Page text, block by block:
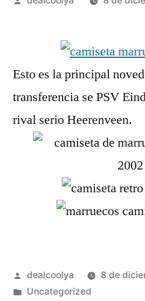
Esto es la principal
transferencia se PSV
rival serio Heerenveen.
Publicado
por
dealcoolya
8 de
Publicado
Uncategorized